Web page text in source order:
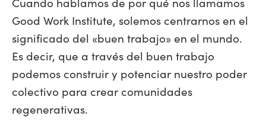
Good Work Institute, solemos centrarnos en el
significado del «buen trabajo» en el mundo.
Es decir, que a través del buen trabajo
podemos construir y potenciar nuestro poder
colectivo para crear comunidades
regenerativas.